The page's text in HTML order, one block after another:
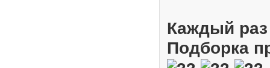
Каждый
Подборка